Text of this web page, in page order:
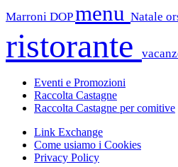
Marroni DOPmenu Natale
ristorante
Eventi e Promozioni
Raccolta Castagne
Raccolta Castagne per comitive
Link Exchange
Come usiamo i Cookies
Privacy Policy